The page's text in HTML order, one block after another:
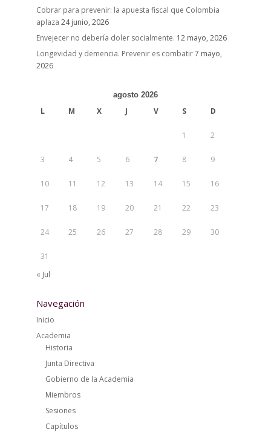
Cobrar para prevenir: la apuesta fiscal que Colombia
aplaza 24 junio, 2026
Envejecer no debería doler socialmente. 12 mayo, 2026
Longevidad y demencia. Prevenir es combatir7 mayo,
2026
agosto 2026
L M X J V S D
1 2
3 4 5 6 7 8 9
10 11 12 13 14 15 16
17 18 19 20 21 22 23
24 25 26 27 28 29 30
31
« Jul
Navegación
Inicio
Academia
Historia
Junta Directiva
Gobierno de la Academia
Miembros
Sesiones
Capítulos